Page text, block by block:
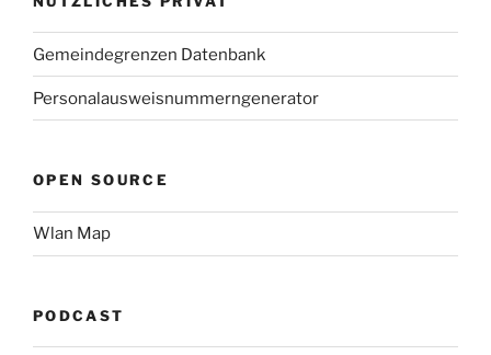
Gemeindegrenzen Datenbank
Personalausweisnummerngenerator
OPEN SOURCE
Wlan Map
PODCAST